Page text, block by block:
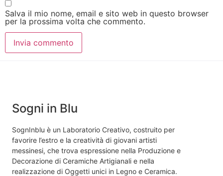
Salva il mio nome, email e sito web in questo browser
per la prossima volta che commento.
Sogni in Blu
SognInblu è un Laboratorio Creativo, costruito per
favorire l’estro e la creatività di giovani artisti
messinesi, che trova espressione nella Produzione e
Decorazione di Ceramiche Artigianali e nella
realizzazione di Oggetti unici in Legno e Ceramica.